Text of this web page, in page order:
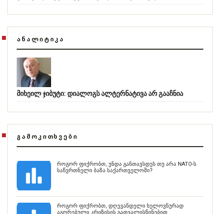
ᲐᲜᲐᲚᲘᲢᲘᲙᲐ
მიხეილ ჯიბუტი: დიალოგს ალტერნატივა არ გააჩნია
ᲒᲐᲛᲝᲙᲘᲗᲮᲕᲔᲑᲘ
როგორ ფიქრობთ, უნდა განთავსდეს თუ არა NATO-ს
საწვრთნელი ბაზა საქართველოში?
როგორ ფიქრობთ, დღევანდელი ხელოვნურად
აგორებული კრიზისის გათვალისწინებით